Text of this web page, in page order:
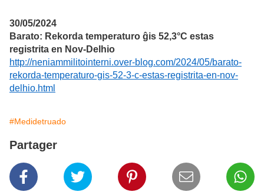
30/05/2024
Barato: Rekorda temperaturo ĝis 52,3°C estas
registrita en Nov-Delhio
http://neniammilitointerni.over-blog.com/2024/05/barato-
rekorda-temperaturo-gis-52-3-c-estas-registrita-en-nov-
delhio.html
#Medidetruado
Partager